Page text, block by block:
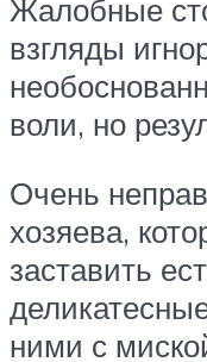
Жалобные
взгляды
воли, но
Очень
хозяева,
заставить
ними с